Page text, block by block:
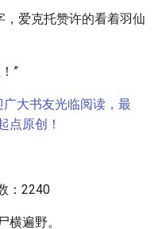
，爱克托赞许的看着羽仙
”
大书友光临阅读，最
点原创！
：2240
横遍野。